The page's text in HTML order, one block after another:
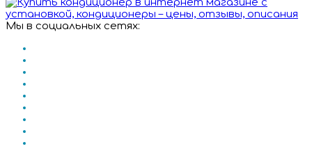
Мы в социальных сетях: